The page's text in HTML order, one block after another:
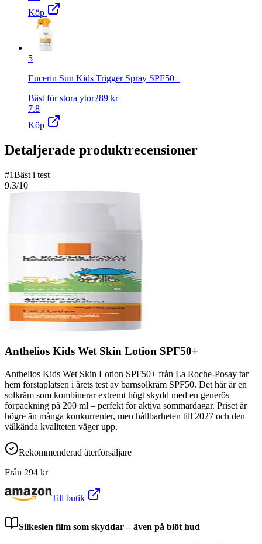
Köp
5
Eucerin Sun Kids Trigger Spray SPF50+
Bäst för stora ytor289 kr
7.8
Köp
Detaljerade produktrecensioner
#1Bäst i test
9.3/10
Anthelios Kids Wet Skin Lotion SPF50+
Anthelios Kids Wet Skin Lotion SPF50+ från La Roche-Posay tar
hem förstaplatsen i årets test av barnsolkräm SPF50. Det här är en
solkräm som kombinerar extremt högt skydd med en generös
förpackning på 200 ml – perfekt för aktiva sommardagar. Priset är
högre än många konkurrenter, men hållbarheten till 2027 och den
välkända kvaliteten väger upp.
Rekommenderad återförsäljare
Från 294 kr
Till butik
Silkeslen film som skyddar – även på blöt hud